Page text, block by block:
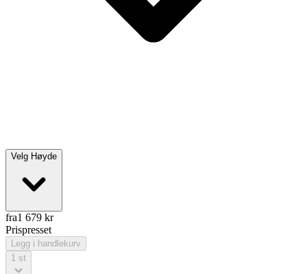
Velg Høyde
fra1 679 kr
Prispresset
Legg i handlekurv
1 st